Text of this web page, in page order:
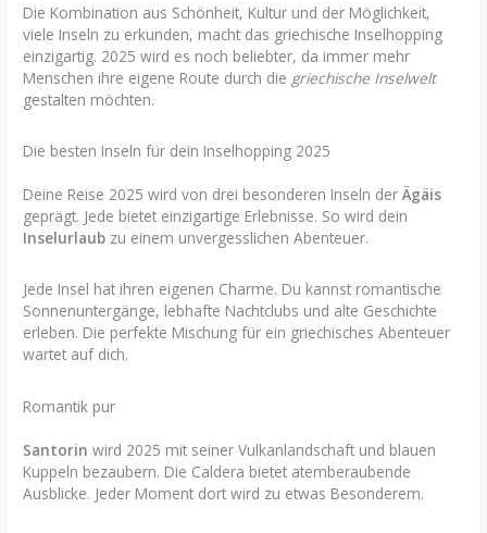
Die Kombination aus Schönheit, Kultur und der Möglichkeit,
viele Inseln zu erkunden, macht das griechische Inselhopping
einzigartig. 2025 wird es noch beliebter, da immer mehr
Menschen ihre eigene Route durch die griechische Inselwelt
gestalten möchten.
Die besten Inseln für dein Inselhopping 2025
Deine Reise 2025 wird von drei besonderen Inseln derÄgäis
geprägt. Jede bietet einzigartige Erlebnisse. So wird dein
Inselurlaub zu einem unvergesslichen Abenteuer.
Jede Insel hat ihren eigenen Charme. Du kannst romantische
Sonnenuntergänge, lebhafte Nachtclubs und alte Geschichte
erleben. Die perfekte Mischung für ein griechisches Abenteuer
wartet auf dich.
Romantik pur
Santorin wird 2025 mit seiner Vulkanlandschaft und blauen
Kuppeln bezaubern. Die Caldera bietet atemberaubende
Ausblicke. Jeder Moment dort wird zu etwas Besonderem.